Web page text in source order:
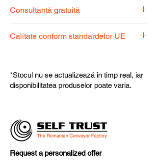
Consultanță gratuită
dispoziție pentru a alege produsul
Calitate conform standardelor UE
fiabilitate și performanță superioară.
*Stocul nu se actualizează în timp real, iar
disponibilitatea produselor poate varia.
Request a personalized offer